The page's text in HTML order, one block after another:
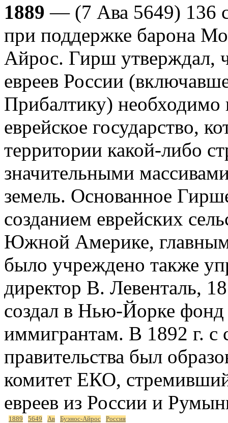
1889 — (7 Ава 5649) 136
при поддержке барона
Айрос. Гирш утверждал,
евреев России
Прибалтику) необходимо
еврейское государство,
территории какой-либо
значительными
земель. Основанное
созданием еврейских
Южной Америке, главным
было учреждено также
директор В. Левенталь,
создал в Нью-Йорке
иммигрантам. В 1892 г. с
правительства был
комитет ЕКО,
евреев из России и
1889 5649 Ав Буэнос-Айрос Россия